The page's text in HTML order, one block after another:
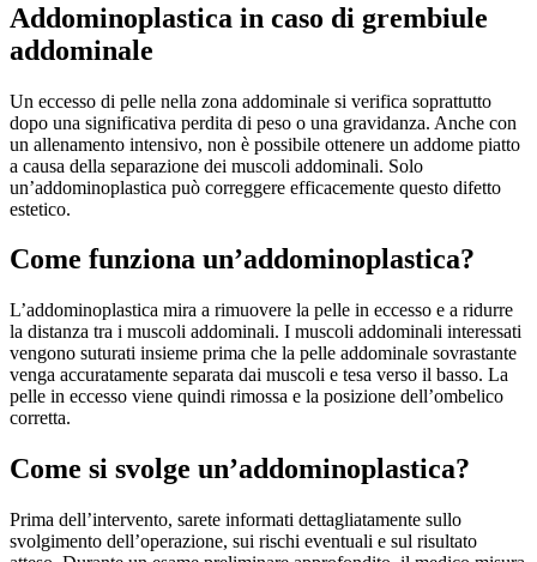
Addominoplastica in caso di grembiule
addominale
Un eccesso di pelle nella zona addominale si verifica soprattutto
dopo una significativa perdita di peso o una gravidanza. Anche con
un allenamento intensivo, non è possibile ottenere un addome piatto
a causa della separazione dei muscoli addominali. Solo
un’addominoplastica può correggere efficacemente questo difetto
estetico.
Come funziona un’addominoplastica?
L’addominoplastica mira a rimuovere la pelle in eccesso e a ridurre
la distanza tra i muscoli addominali. I muscoli addominali interessati
vengono suturati insieme prima che la pelle addominale sovrastante
venga accuratamente separata dai muscoli e tesa verso il basso. La
pelle in eccesso viene quindi rimossa e la posizione dell’ombelico
corretta.
Come si svolge un’addominoplastica?
Prima dell’intervento, sarete informati dettagliatamente sullo
svolgimento dell’operazione, sui rischi eventuali e sul risultato